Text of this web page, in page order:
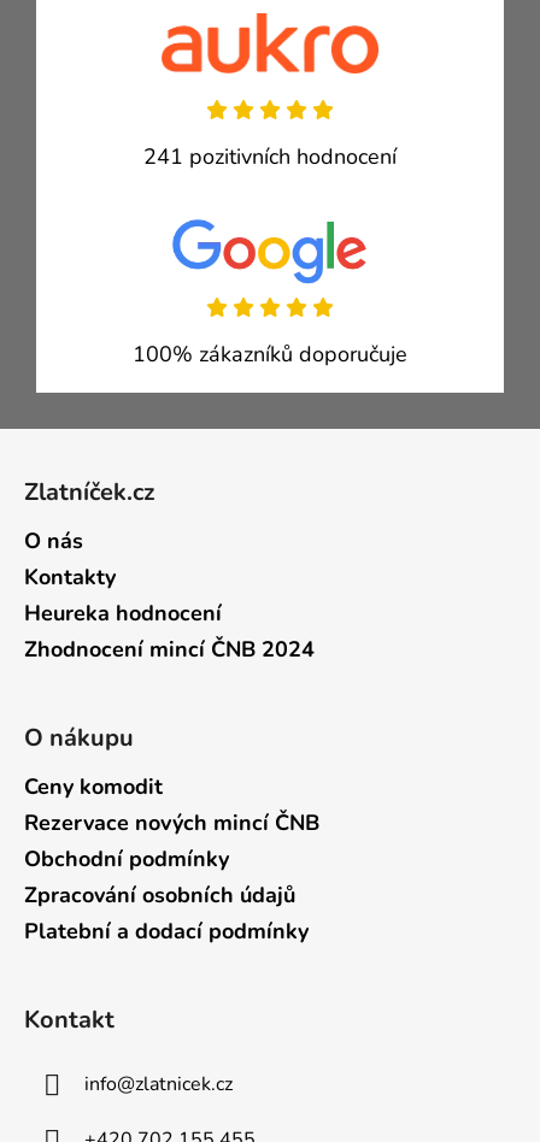
241 pozitivních hodnocení
100% zákazníků doporučuje
Zlatníček.cz
O nás
Kontakty
Heureka hodnocení
Zhodnocení mincí ČNB 2024
O nákupu
Ceny komodit
Rezervace nových mincí ČNB
Obchodní podmínky
Zpracování osobních údajů
Platební a dodací podmínky
Kontakt
info@zlatnicek.cz